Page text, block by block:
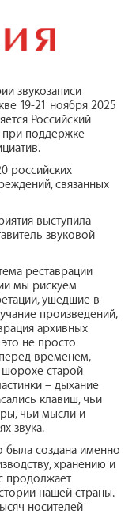
звукозаписи
19-21 ноября 2025
Российский
при поддержке
российских
связанных
выступила
звуковой
реставрации
мы рискуем
ушедшие в
произведений,
архивных
не просто
временем,
старой
– дыхание
клавиш, чьи
чьи мысли и
звука.
была создана именно
хранению и
продолжает
нашей страны.
носителей